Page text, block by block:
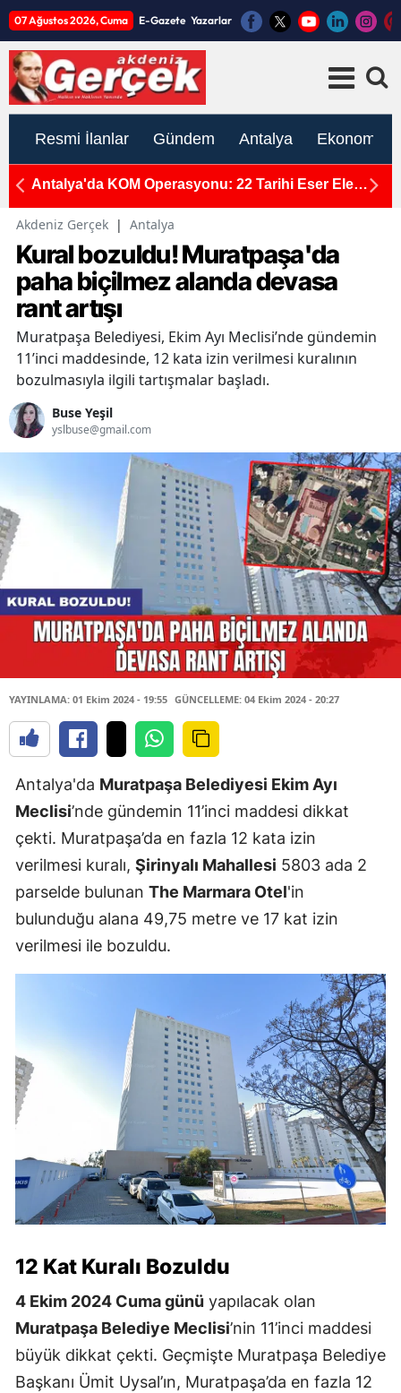
07 Ağustos 2026, Cuma E-Gazete Yazarlar
Resmi İlanlar Gündem Antalya Ekonomi
Kontrolden Çıkan Otomobil Şarampole Uçtu: 3 Kişi
Akdeniz Gerçek | Antalya
Kural bozuldu! Muratpaşa'da
paha biçilmez alanda devasa
rant artışı
Muratpaşa Belediyesi, Ekim Ayı Meclisi’nde gündemin
11’inci maddesinde, 12 kata izin verilmesi kuralının
bozulmasıyla ilgili tartışmalar başladı.
Buse Yeşil
yslbuse@gmail.com
YAYINLAMA: 01 Ekim 2024 - 19:55 GÜNCELLEME: 04 Ekim 2024 - 20:27
Antalya'da Muratpaşa Belediyesi Ekim Ayı
Meclisi’nde gündemin 11’inci maddesi dikkat
çekti. Muratpaşa’da en fazla 12 kata izin
verilmesi kuralı, Şirinyalı Mahallesi 5803 ada 2
parselde bulunan The Marmara Otel'in
bulunduğu alana 49,75 metre ve 17 kat izin
verilmesi ile bozuldu.
12 Kat Kuralı Bozuldu
4 Ekim 2024 Cuma günü yapılacak olan
Muratpaşa Belediye Meclisi’nin 11’inci maddesi
büyük dikkat çekti. Geçmişte Muratpaşa Belediye
Başkanı Ümit Uysal’ın, Muratpaşa’da en fazla 12